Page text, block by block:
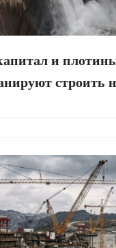
и
строить